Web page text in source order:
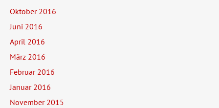
Oktober 2016
Juni 2016
April 2016
März 2016
Februar 2016
Januar 2016
November 2015